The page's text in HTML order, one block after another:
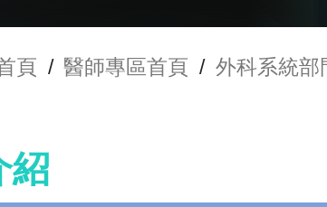
頁 / 醫師專區首頁 / 外科系統部
紹